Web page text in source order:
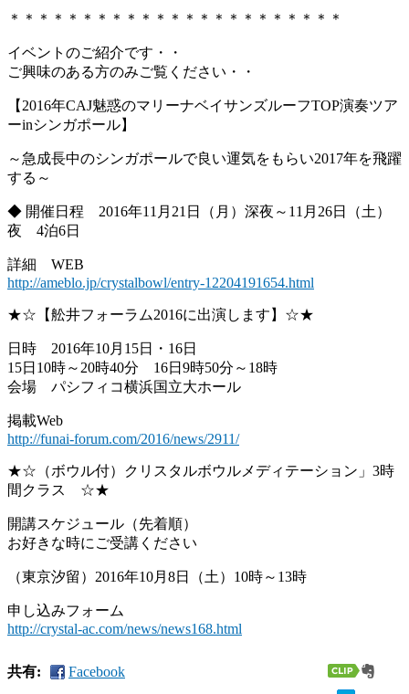
＊＊＊＊＊＊＊＊＊＊＊＊＊＊＊＊＊＊＊＊＊＊＊
イベントのご紹介です・・
ご興味のある方のみご覧ください・・
【2016年CAJ魅惑のマリーナベイサンズルーフTOP演奏ツア
ーinシンガポール】
～急成長中のシンガポールで良い運気をもらい2017年を飛躍
する～
◆ 開催日程 2016年11月21日（月）深夜～11月26日（土）
夜 4泊6日
詳細 WEB
http://ameblo.jp/crystalbowl/entry-12204191654.html
★☆【舩井フォーラム2016に出演します】☆★
日時 2016年10月15日・16日
15日10時～20時40分 16日9時50分～18時
会場 パシフィコ横浜国立大ホール
掲載Web
http://funai-forum.com/2016/news/2911/
★☆（ボウル付）クリスタルボウルメディテーション」3時
間クラス ☆★
開講スケジュール（先着順）
お好きな時にご受講ください
（東京汐留）2016年10月8日（土）10時～13時
申し込みフォーム
http://crystal-ac.com/news/news168.html
共有: Facebook